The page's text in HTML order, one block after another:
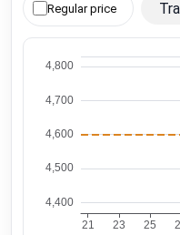
Regular price